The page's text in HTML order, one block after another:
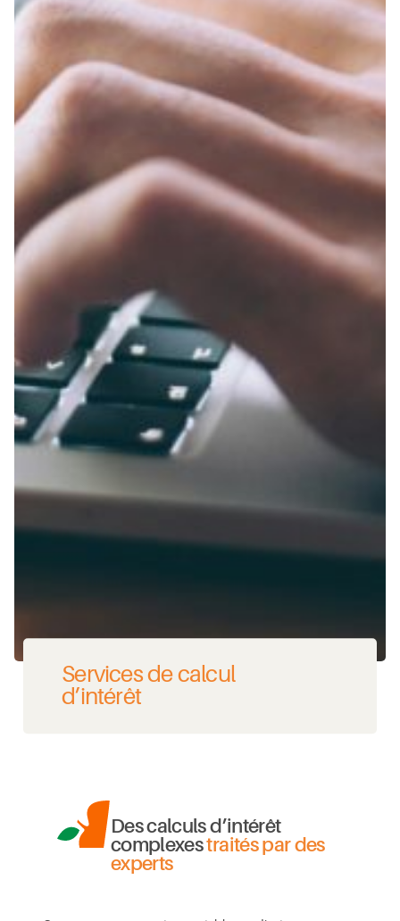
Services de calcul
d’intérêt
Des calculs d’intérêt
complexestraités par des
experts